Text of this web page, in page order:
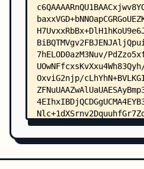
    │   │   ├── emoji/
│   │   │   └──
│   │   ├──
│   │   │   └──
│   │   ├──
│   │   │   ├──
│   │   │   └──
│   │   │
│   │   │
│   │   ├──
│   │   │   ├──
│   │   │   ├──
│   │   │   │